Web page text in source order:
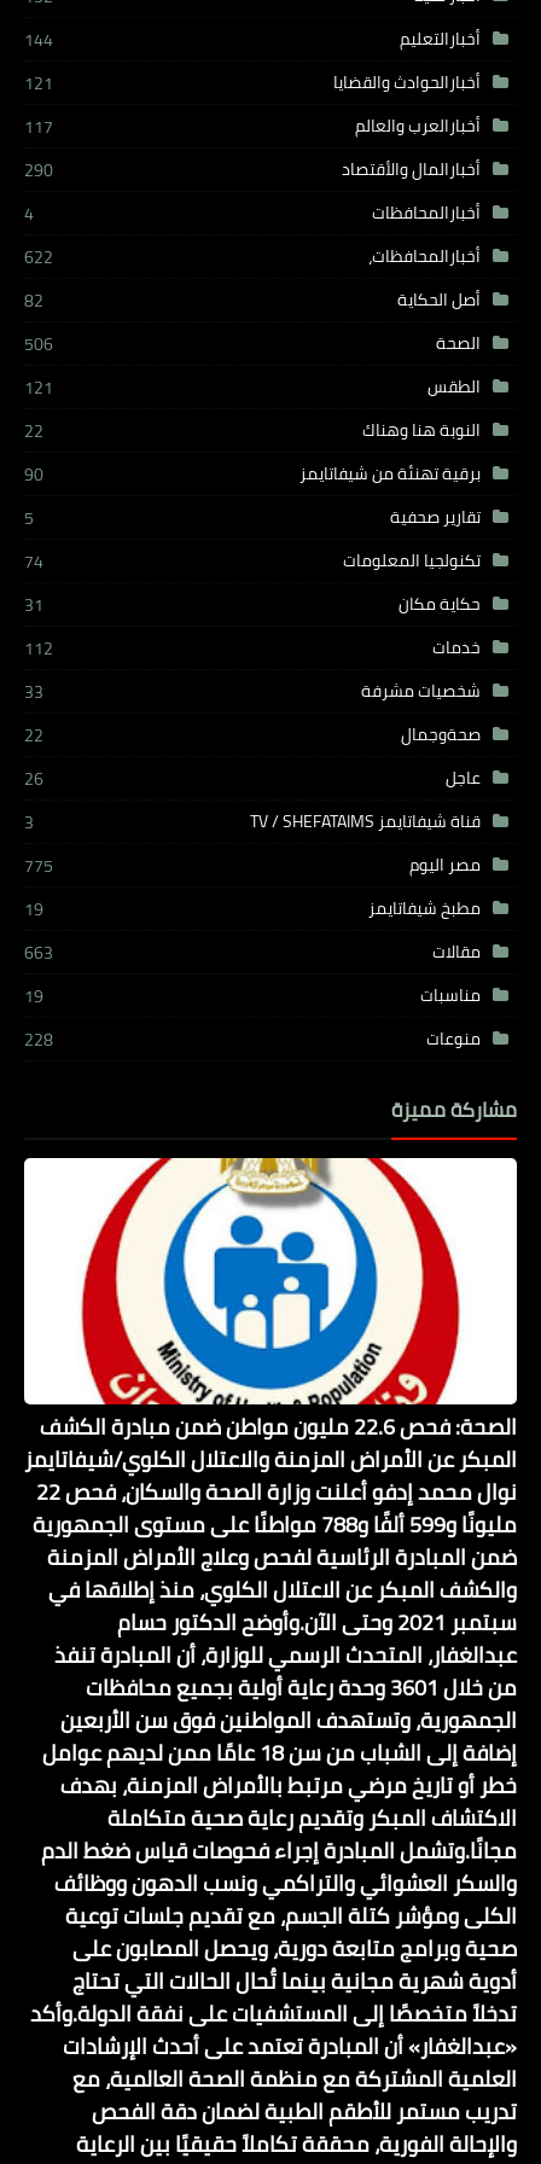
أخبارالتعليم
144
أخبارالحوادث والقضايا
121
أخبارالعرب والعالم
117
أخبارالمال والأقتصاد
290
أخبارالمحافظات
4
أخبارالمحافظات،
622
أصل الحكاية
82
الصحة
506
الطقس
121
النوبة هنا وهناك
22
برقية تهنئة من شيفاتايمز
90
تقارير صحفية
5
تكنولجيا المعلومات
74
حكاية مكان
31
خدمات
112
شخصيات مشرفة
33
صحةوجمال
22
عاجل
26
قناة شيفاتايمز TV / SHEFATAIMS
3
مصر اليوم
775
مطبخ شيفاتايمز
19
مقالات
663
مناسبات
19
منوعات
228
مشاركة مميزة
الصحة: فحص 22.6 مليون مواطن ضمن مبادرة الكشف
المبكر عن الأمراض المزمنة والاعتلال الكلوي/شيفاتايمز
نوال محمد إدفو أعلنت وزارة الصحة والسكان، فحص 22
مليونًا و599 ألفًا و788 مواطنًا على مستوى الجمهورية
ضمن المبادرة الرئاسية لفحص وعلاج الأمراض المزمنة
والكشف المبكر عن الاعتلال الكلوي، منذ إطلاقها في
سبتمبر 2021 وحتى الآن.وأوضح الدكتور حسام
عبدالغفار، المتحدث الرسمي للوزارة، أن المبادرة تنفذ
من خلال 3601 وحدة رعاية أولية بجميع محافظات
الجمهورية، وتستهدف المواطنين فوق سن الأربعين
إضافة إلى الشباب من سن 18 عامًا ممن لديهم عوامل
خطر أو تاريخ مرضي مرتبط بالأمراض المزمنة، بهدف
الاكتشاف المبكر وتقديم رعاية صحية متكاملة
مجانًا.وتشمل المبادرة إجراء فحوصات قياس ضغط الدم
والسكر العشوائي والتراكمي ونسب الدهون ووظائف
الكلى ومؤشر كتلة الجسم، مع تقديم جلسات توعية
صحية وبرامج متابعة دورية، ويحصل المصابون على
أدوية شهرية مجانية بينما تُحال الحالات التي تحتاج
تدخلاً متخصصًا إلى المستشفيات على نفقة الدولة.وأكد
«عبدالغفار» أن المبادرة تعتمد على أحدث الإرشادات
العلمية المشتركة مع منظمة الصحة العالمية، مع
تدريب مستمر للأطقم الطبية لضمان دقة الفحص
والإحالة الفورية، محققة تكاملاً حقيقيًا بين الرعاية